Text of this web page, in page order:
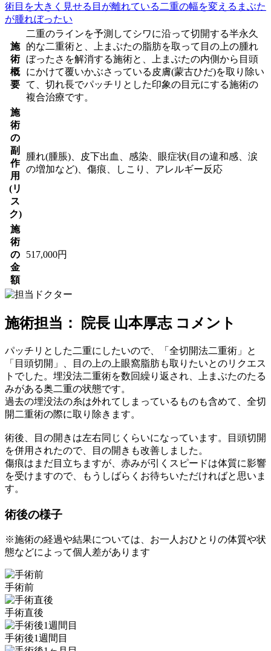
術目を大きく見せる 目が離れている 二重の幅を変える まぶた
が腫れぼったい
施
術
概
要
二重のラインを予測してシワに沿って切開する半永久
的な二重術と、上まぶたの脂肪を取って目の上の腫れ
ぼったさを解消する施術と、上まぶたの内側から目頭
にかけて覆いかぶさっている皮膚(蒙古ひだ)を取り除い
て、切れ長でパッチリとした印象の目元にする施術の
複合治療です。
施
術
の
副
作
用
(リ
ス
ク)
腫れ(腫脹)、皮下出血、感染、眼症状(目の違和感、涙
の増加など)、傷痕、しこり、アレルギー反応
施
術
の
金
額
517,000円
施術担当： 院長 山本厚志 コメント
パッチリとした二重にしたいので、「全切開法二重術」と
「目頭切開」、目の上の上眼窩脂肪も取りたいとのリクエス
トでした。埋没法二重術を数回繰り返され、上まぶたのたる
みがある奥二重の状態です。
過去の埋没法の糸は外れてしまっているものも含めて、全切
開二重術の際に取り除きます。
術後、目の開きは左右同じくらいになっています。目頭切開
を併用されたので、目の開きも改善しました。
傷痕はまだ目立ちますが、赤みが引くスピードは体質に影響
を受けますので、もうしばらくお待ちいただければと思いま
す。
術後の様子
※施術の経過や結果については、お一人おひとりの体質や状
態などによって個人差があります
手術前
手術直後
手術後1週間目